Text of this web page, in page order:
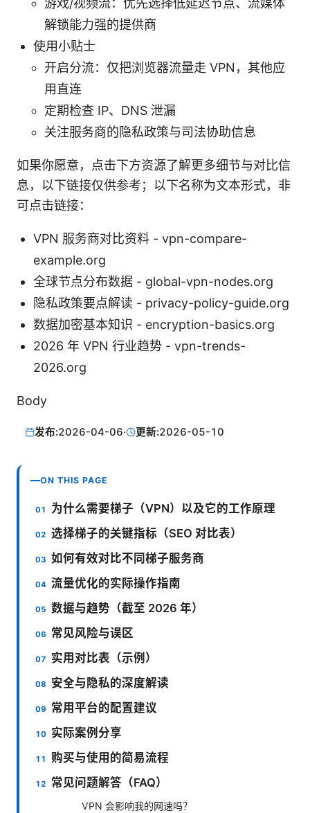
游戏/视频流：优先选择低延迟节点、流媒体
解锁能力强的提供商
使用小贴士
开启分流：仅把浏览器流量走 VPN，其他应
用直连
定期检查 IP、DNS 泄漏
关注服务商的隐私政策与司法协助信息
如果你愿意，点击下方资源了解更多细节与对比信
息，以下链接仅供参考；以下名称为文本形式，非
可点击链接：
VPN 服务商对比资料 - vpn-compare-
example.org
全球节点分布数据 - global-vpn-nodes.org
隐私政策要点解读 - privacy-policy-guide.org
数据加密基本知识 - encryption-basics.org
2026 年 VPN 行业趋势 - vpn-trends-
2026.org
Body
发布:2026-04-06· 更新:2026-05-10
ON THIS PAGE
为什么需要梯子（VPN）以及它的工作原理
选择梯子的关键指标（SEO 对比表）
如何有效对比不同梯子服务商
流量优化的实际操作指南
数据与趋势（截至 2026 年）
常见风险与误区
实用对比表（示例）
安全与隐私的深度解读
常用平台的配置建议
实际案例分享
购买与使用的简易流程
常见问题解答（FAQ）
VPN 会影响我的网速吗？